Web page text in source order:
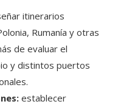
itinerarios
Rumanía y otras
de evaluar el
y distintos puertos
establecer